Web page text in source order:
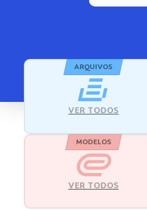
ARQUIVOS
VER TODOS
MODELOS
VER TODOS